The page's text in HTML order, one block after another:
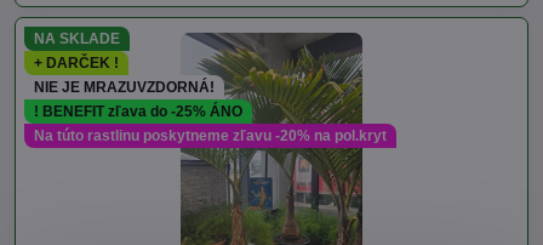
NA SKLADE
+ DARČEK !
NIE JE MRAZUVZDORNÁ!
! BENEFIT zľava do -25% ÁNO
Na túto rastlinu poskytneme zľavu -20% na pol.kryt